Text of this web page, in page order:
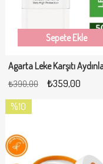
₺359,00
₺390,00
Sepete Ekle
%10
%10İndirim